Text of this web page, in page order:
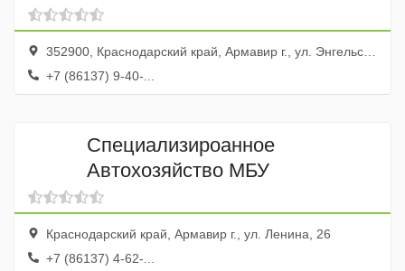
352900, Краснодарский край, Армавир г., ул. Энгельса, 173
+7 (86137) 9-40-...
Специализироанное
Автохозяйство МБУ
Краснодарский край, Армавир г., ул. Ленина, 26
+7 (86137) 4-62-...